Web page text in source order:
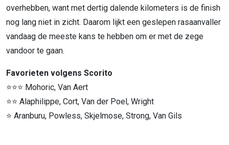
overhebben, want met dertig dalende kilometers is de finish
nog lang niet in zicht. Daarom lijkt een geslepen rasaanvaller
vandaag de meeste kans te hebben om er met de zege
vandoor te gaan.
Favorieten volgens Scorito
⭐⭐⭐ Mohoric, Van Aert
⭐⭐ Alaphilippe, Cort, Van der Poel, Wright
⭐ Aranburu, Powless, Skjelmose, Strong, Van Gils